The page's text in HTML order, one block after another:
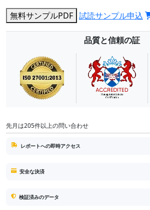
無料サンプルPDF 試読サンプル申込
品質と信頼の証
先月は205件以上の問い合わせ
レポートへの即時アクセス
安全な決済
検証済みのデータ